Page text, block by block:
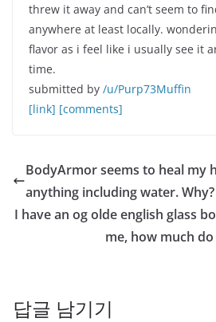
threw it away and can’t seem to
anywhere at least locally.
flavor as i feel like i usually see it
time.
submitted by /u/Purp73Muffin
[link] [comments]
BodyArmor seems to heal my
anything including water. Why?
I have an og olde english glass
me, how much
답글 남기기